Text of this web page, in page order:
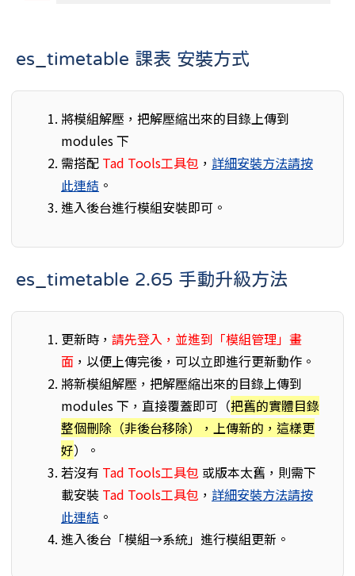
es_timetable 課表 安裝方式
將模組解壓，把解壓縮出來的目錄上傳到
modules 下
需搭配 Tad Tools工具包 ， 詳細安裝方法請按
此連結 。
進入後台進行模組安裝即可。
es_timetable 2.65 手動升級方法
更新時， 請先登入，並進到「模組管理」畫
面 ，以便上傳完後，可以立即進行更新動作。
將新模組解壓，把解壓縮出來的目錄上傳到
modules 下，直接覆蓋即可（把舊的實體目錄
整個刪除（非後台移除），上傳新的，這樣更
好）。
若沒有 Tad Tools工具包 或版本太舊，則需下
載安裝 Tad Tools工具包 ， 詳細安裝方法請按
此連結 。
進入後台「模組→系統」進行模組更新。